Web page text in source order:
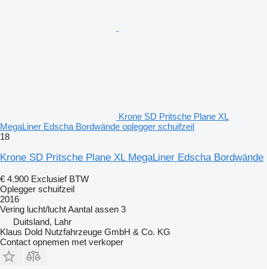
Krone SD Pritsche Plane XL
MegaLiner Edscha Bordwände oplegger schuifzeil
18
Krone SD Pritsche Plane XL MegaLiner Edscha Bordwände
€ 4.900 Exclusief BTW
Oplegger schuifzeil
2016
Vering lucht/luchtAantal assen 3
Duitsland, Lahr
Klaus Dold Nutzfahrzeuge GmbH & Co. KG
Contact opnemen met verkoper